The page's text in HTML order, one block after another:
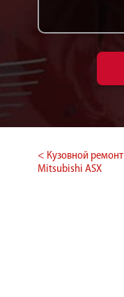
< Кузовной ремонт
Mitsubishi ASX